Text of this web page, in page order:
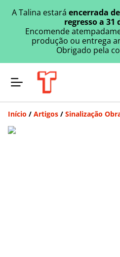
A Talina estará encerrada
regresso a 31
Encomende
produção ou entrega
Obrigado pela
Início / Artigos / Sinalização